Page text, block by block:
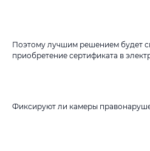
Поэтому лучшим решением будет
приобретение сертификата в
Фиксируют ли камеры